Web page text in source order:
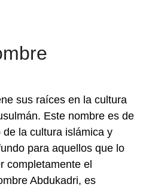
sus raíces en la cultura
Este nombre es de
la cultura islámica y
para aquellos que lo
completamente el
Abdukadri, es